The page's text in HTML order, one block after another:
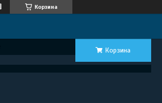
Корзина
Корзина